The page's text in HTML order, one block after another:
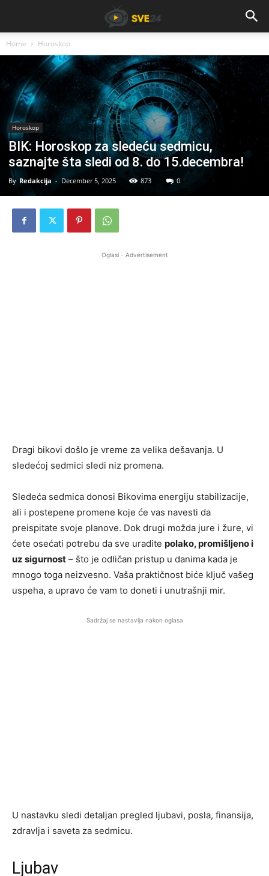
Home Horoskop
Horoskop
BIK: Horoskop za sledeću sedmicu,
saznajte šta sledi od 8. do 15.decembra!
By Redakcija - December 5, 2025 873 0
Oglasi - Advertisement
Dragi bikovi došlo je vreme za velika dešavanja. U
sledećoj sedmici sledi niz promena.
Sledeća sedmica donosi Bikovima energiju stabilizacije,
ali i postepene promene koje će vas navesti da
preispitate svoje planove. Dok drugi možda jure i žure, vi
ćete osećati potrebu da sve uradite polako, promišljeno i
uz sigurnost – što je odličan pristup u danima kada je
mnogo toga neizvesno. Vaša praktičnost biće ključ vašeg
uspeha, a upravo će vam to doneti i unutrašnji mir.
Sadržaj se nastavlja nakon oglasa
U nastavku sledi detaljan pregled ljubavi, posla, finansija,
zdravlja i saveta za sedmicu.
Ljubav